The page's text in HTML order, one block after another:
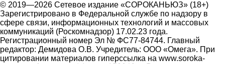
© 2019—2026 Сетевое издание «СОРОКАНЬЮЗ» (18+)
Зарегистрировано в Федеральной службе по надзору в
сфере связи, информационных технологий и массовых
коммуникаций (Роскомнадзор) 17.02.23 года.
Регистрационный номер Эл № ФС77-84744. Главный
редактор: Демидова О.В. Учредитель: ООО «Омега». При
цитировании материалов гиперссылка на www.soroka-